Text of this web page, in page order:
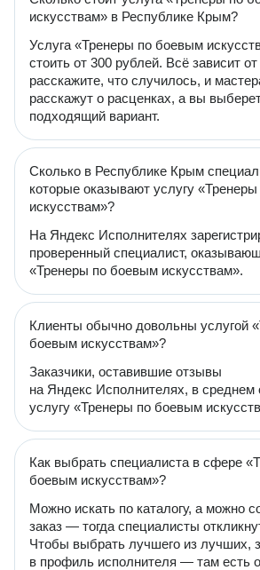
искусствам» в Республике Крым?
Услуга «Тренеры по боевым
стоить от 300 рублей. Всё зависит
расскажите, что случилось, и
расскажут о расценках, а вы
подходящий вариант.
Сколько в Республике Крым
которые оказывают услугу
искусствам»?
На Яндекс Исполнителях
проверенный специалист,
«Тренеры по боевым искусствам».
Клиенты обычно довольны услугой
боевым искусствам»?
Заказчики, оставившие отзывы
на Яндекс Исполнителях, в среднем
услугу «Тренеры по боевым
Как выбрать специалиста в сфере
боевым искусствам»?
Можно искать по каталогу, а можно
заказ — тогда специалисты
Чтобы выбрать лучшего из лучших,
в профиль исполнителя — там есть